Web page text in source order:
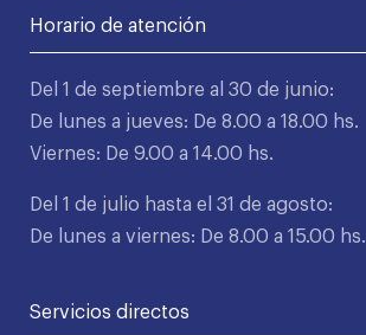
Horario de atención
Del 1 de septiembre al 30 de junio:
De lunes a jueves: De 8.00 a 18.00 hs.
Viernes: De 9.00 a 14.00 hs.
Del 1 de julio hasta el 31 de agosto:
De lunes a viernes: De 8.00 a 15.00 hs.
Servicios directos